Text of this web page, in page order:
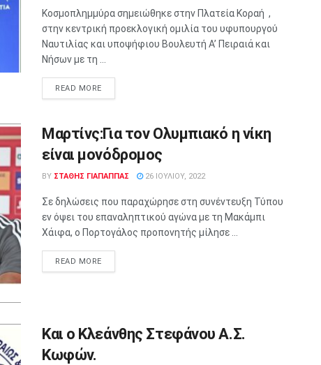
Κοσμοπλημμύρα σημειώθηκε στην Πλατεία Κοραή ,
στην κεντρική προεκλογική ομιλία του υφυπουργού
Ναυτιλίας και υποψήφιου Βουλευτή Α’ Πειραιά και
Νήσων με τη ...
READ MORE
Μαρτίνς:Για τον Ολυμπιακό η νίκη
είναι μονόδρομος
BY ΣΤΑΘΗΣ ΓΊΑΠΑΠΠΑΣ 26 ΙΟΥΛΊΟΥ, 2022
Σε δηλώσεις που παραχώρησε στη συνέντευξη Τύπου
εν όψει του επαναληπτικού αγώνα με τη Μακάμπι
Χάιφα, ο Πορτογάλος προπονητής μίλησε ...
READ MORE
Και ο Κλεάνθης Στεφάνου Α.Σ.
Κωφών.